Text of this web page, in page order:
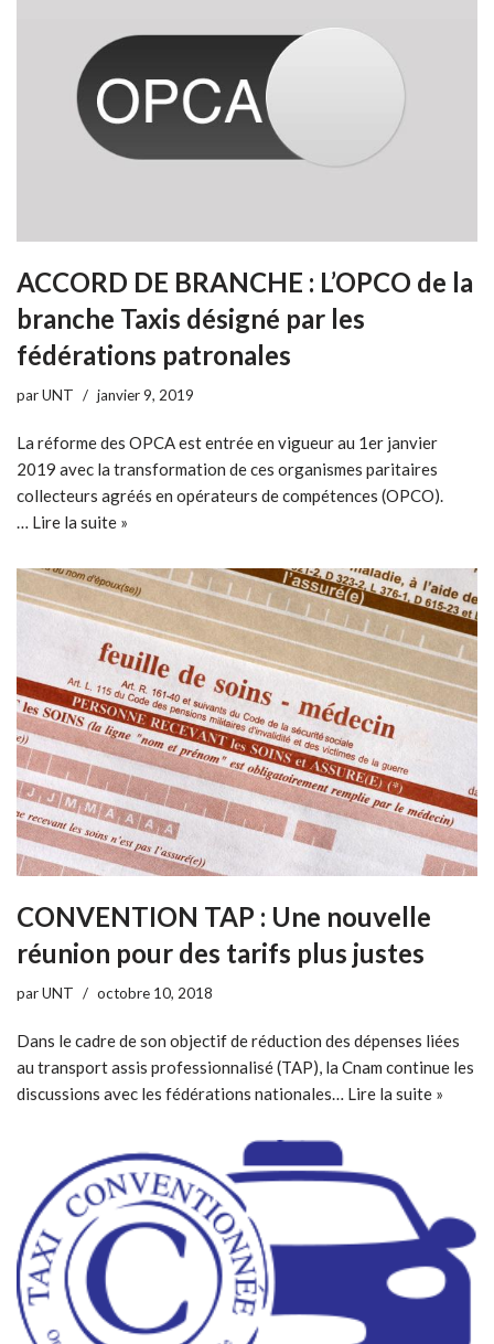
ACCORD DE BRANCHE : L’OPCO de la
branche Taxis désigné par les
fédérations patronales
parUNT janvier 9, 2019
La réforme des OPCA est entrée en vigueur au 1er janvier
2019 avec la transformation de ces organismes paritaires
collecteurs agréés en opérateurs de compétences (OPCO).
… Lire la suite »
CONVENTION TAP : Une nouvelle
réunion pour des tarifs plus justes
parUNT octobre 10, 2018
Dans le cadre de son objectif de réduction des dépenses liées
au transport assis professionnalisé (TAP), la Cnam continue les
discussions avec les fédérations nationales… Lire la suite »